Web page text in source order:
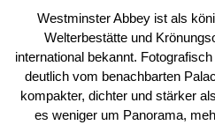
Westminster Abbey ist als
Welterbestätte und
international bekannt.
deutlich vom benachbarten
kompakter, dichter und stärker
es weniger um Panorama,